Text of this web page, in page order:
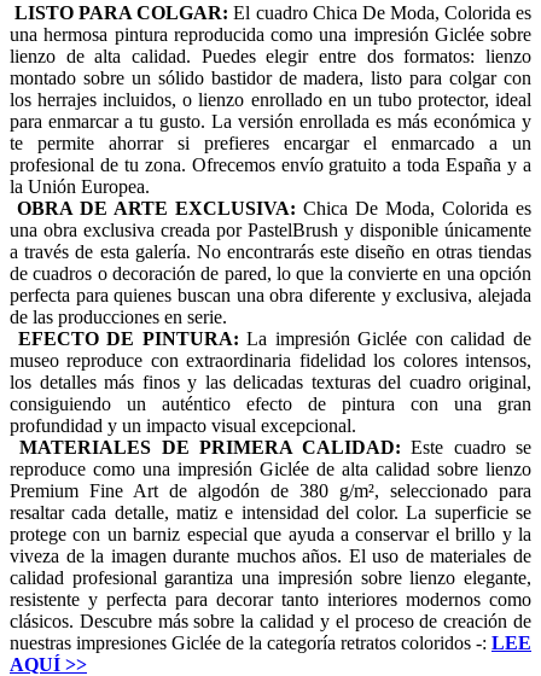
LISTO PARA COLGAR:El cuadro Chica De Moda, Colorida es
una hermosa pintura reproducida como una impresión Giclée sobre
lienzo de alta calidad. Puedes elegir entre dos formatos: lienzo
montado sobre un sólido bastidor de madera, listo para colgar con
los herrajes incluidos, o lienzo enrollado en un tubo protector, ideal
para enmarcar a tu gusto. La versión enrollada es más económica y
te permite ahorrar si prefieres encargar el enmarcado a un
profesional de tu zona. Ofrecemos envío gratuito a toda España y a
la Unión Europea.
OBRA DE ARTE EXCLUSIVA: Chica De Moda, Colorida es
una obra exclusiva creada por PastelBrush y disponible únicamente
a través de esta galería. No encontrarás este diseño en otras tiendas
de cuadros o decoración de pared, lo que la convierte en una opción
perfecta para quienes buscan una obra diferente y exclusiva, alejada
de las producciones en serie.
EFECTO DE PINTURA: La impresión Giclée con calidad de
museo reproduce con extraordinaria fidelidad los colores intensos,
los detalles más finos y las delicadas texturas del cuadro original,
consiguiendo un auténtico efecto de pintura con una gran
profundidad y un impacto visual excepcional.
MATERIALES DE PRIMERA CALIDAD: Este cuadro se
reproduce como una impresión Giclée de alta calidad sobre lienzo
Premium Fine Art de algodón de 380 g/m², seleccionado para
resaltar cada detalle, matiz e intensidad del color. La superficie se
protege con un barniz especial que ayuda a conservar el brillo y la
viveza de la imagen durante muchos años. El uso de materiales de
calidad profesional garantiza una impresión sobre lienzo elegante,
resistente y perfecta para decorar tanto interiores modernos como
clásicos. Descubre más sobre la calidad y el proceso de creación de
nuestras impresiones Giclée de la categoría retratos coloridos -: LEE
AQUÍ >>